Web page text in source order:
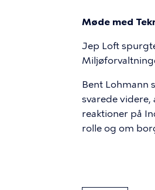
Møde med
Jep Loft
Bent Lohmann
svarede
reaktioner på
rolle og om